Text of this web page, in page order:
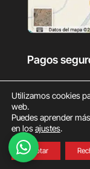
Pagos
©
Utilizamos cookies
web.
Puedes aprender
en losajustes.
Aceptar